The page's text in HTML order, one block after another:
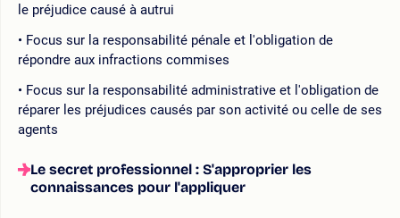
le préjudice causé à autrui
Focus sur la responsabilité pénale et l'obligation de
répondre aux infractions commises
Focus sur la responsabilité administrative et l'obligation de
réparer les préjudices causés par son activité ou celle de ses
agents
Le secret professionnel : S'approprier les
connaissances pour l'appliquer